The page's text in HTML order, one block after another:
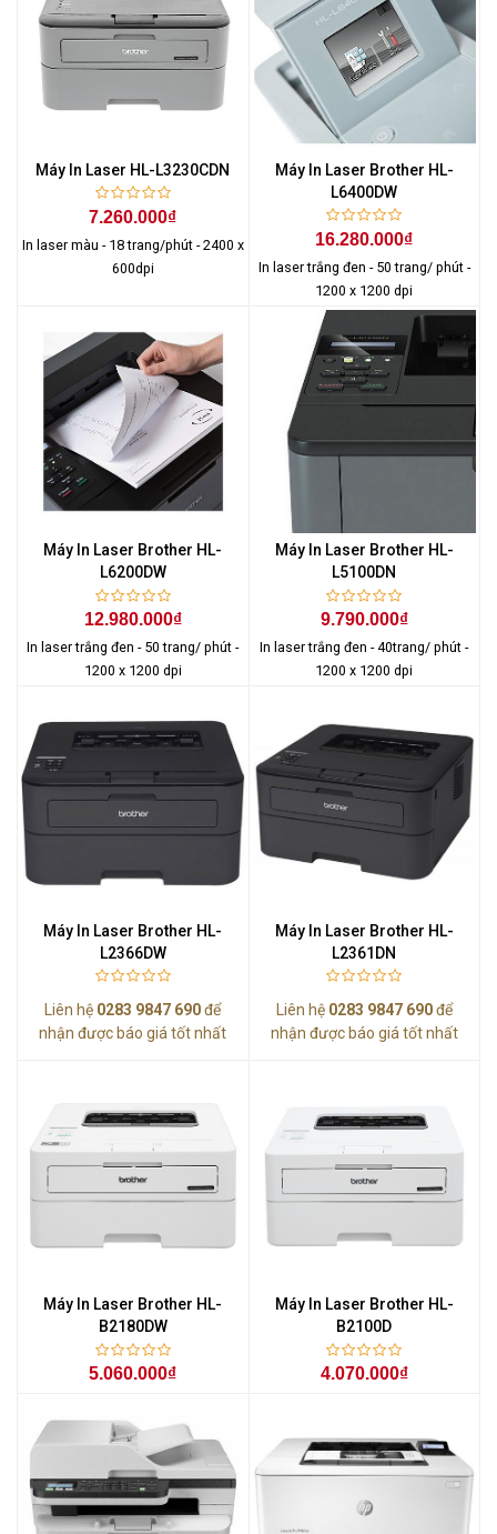
Máy In Laser HL-L3230CDN
7.260.000₫
In laser màu - 18 trang/phút - 2400 x
600dpi
Máy In Laser Brother HL-
L6400DW
16.280.000₫
In laser trắng đen - 50 trang/ phút -
1200 x 1200 dpi
Máy In Laser Brother HL-
L6200DW
12.980.000₫
In laser trắng đen - 50 trang/ phút -
1200 x 1200 dpi
Máy In Laser Brother HL-
L5100DN
9.790.000₫
In laser trắng đen - 40trang/ phút -
1200 x 1200 dpi
Máy In Laser Brother HL-
L2366DW
Liên hệ 0283 9847 690để
nhận được báo giá tốt nhất
Máy In Laser Brother HL-
L2361DN
Liên hệ 0283 9847 690để
nhận được báo giá tốt nhất
Máy In Laser Brother HL-
B2180DW
5.060.000₫
Máy In Laser Brother HL-
B2100D
4.070.000₫